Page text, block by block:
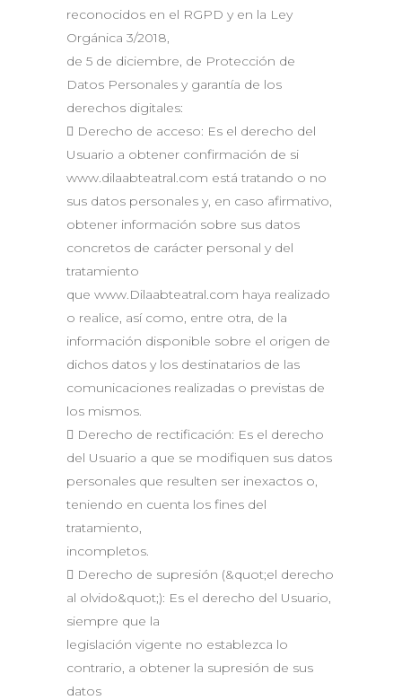
reconocidos en el RGPD y en la Ley
Orgánica 3/2018,
de 5 de diciembre, de Protección de
Datos Personales y garantía de los
derechos digitales:
 Derecho de acceso: Es el derecho del
Usuario a obtener confirmación de si
www.dilaabteatral.com está tratando o no
sus datos personales y, en caso afirmativo,
obtener información sobre sus datos
concretos de carácter personal y del
tratamiento
que www.Dilaabteatral.com haya realizado
o realice, así como, entre otra, de la
información disponible sobre el origen de
dichos datos y los destinatarios de las
comunicaciones realizadas o previstas de
los mismos.
 Derecho de rectificación: Es el derecho
del Usuario a que se modifiquen sus datos
personales que resulten ser inexactos o,
teniendo en cuenta los fines del
tratamiento,
incompletos.
 Derecho de supresión (&quot;el derecho
al olvido&quot;): Es el derecho del Usuario,
siempre que la
legislación vigente no establezca lo
contrario, a obtener la supresión de sus
datos